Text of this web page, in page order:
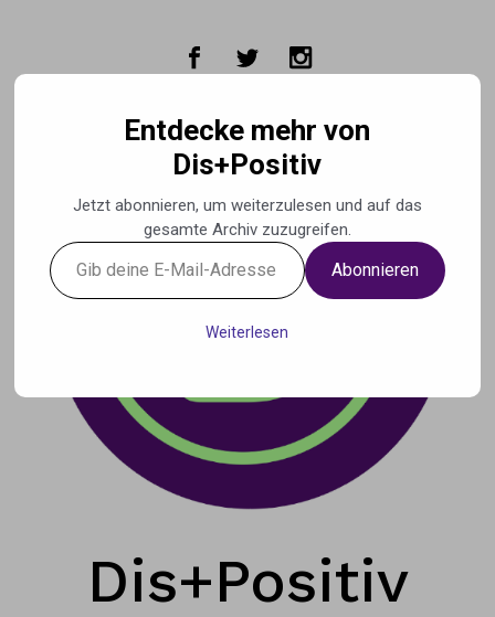
Dis+Positiv
Entdecke mehr von
Dis+Positiv
Jetzt abonnieren, um weiterzulesen und auf das
gesamte Archiv zuzugreifen.
Gib
deine
Abonnieren
Weiterlesen